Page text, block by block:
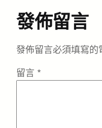
發佈留言
發佈留言必須填寫的
留言 *